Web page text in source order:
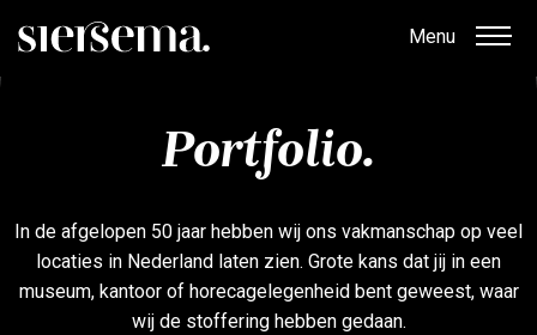
Menu
Portfolio.
In de afgelopen 50 jaar hebben wij ons vakmanschap op veel
locaties in Nederland laten zien. Grote kans dat jij in een
museum, kantoor of horecagelegenheid bent geweest, waar
wij de stoffering hebben gedaan.